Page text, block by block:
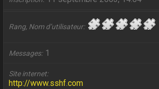
Rang, Nom d’utilisateur
Messages 1
Site internet
http://www.sshf.com